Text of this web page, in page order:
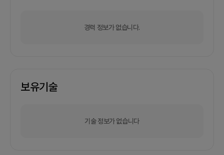
경력 정보가 없습니다.
보유기술
기술 정보가 없습니다